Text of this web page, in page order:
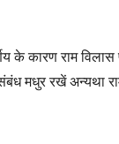
कारण राम
मधुर रखें